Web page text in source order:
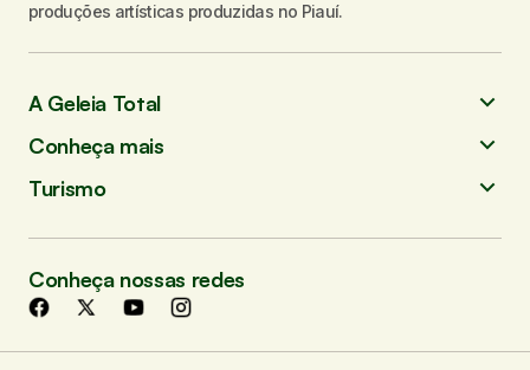
produções artísticas produzidas no Piauí.
A Geleia Total
Conheça mais
Turismo
Conheça nossas redes